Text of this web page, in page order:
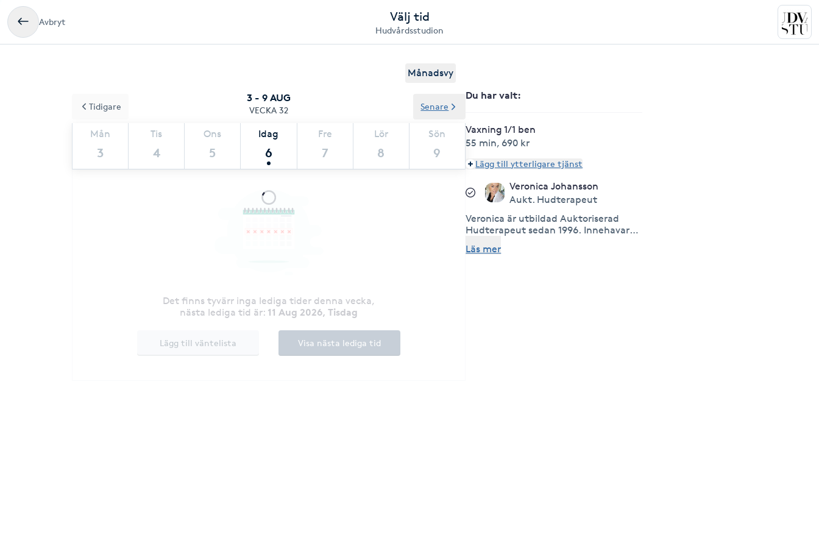
Avbryt Välj tid
Hudvårdsstudion
Månadsvy
3 - 9 AUG
VECKA 32
Mån
3
Tis
4
Ons
5
Idag
6
Fre
7
Lör
8
Sön
9
Tidigare Senare
Det finns tyvärr inga lediga tider denna vecka,
nästa lediga tid är: 11 Aug 2026, Tisdag
Lägg till väntelista Visa nästa lediga tid
Du har valt:
Vaxning 1/1 ben
55 min, 690 kr
Lägg till ytterligare tjänst
Veronica Johansson
Aukt. Hudterapeut
Veronica är utbildad Auktoriserad
Hudterapeut sedan 1996. Innehavare
Läs mer